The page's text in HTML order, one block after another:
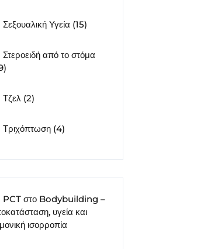
Σεξουαλική Υγεία 1515
Στεροειδή από το στόμα
49
Τζελ 22
Τριχόπτωση 44
PCT στο Bodybuilding –
υγεία και
ισορροπία